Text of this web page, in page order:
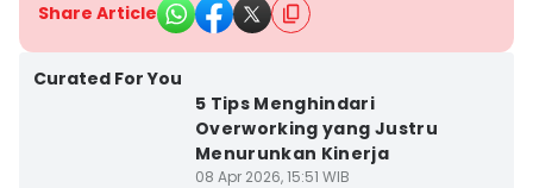
Share Article
Curated For You
5 Tips Menghindari
Overworking yang Justru
Menurunkan Kinerja
08 Apr 2026, 15:51 WIB